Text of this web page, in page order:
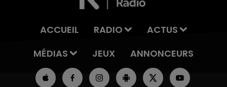
ACCUEIL RADIO
ACTUS
MÉDIAS
JEUX ANNONCEURS